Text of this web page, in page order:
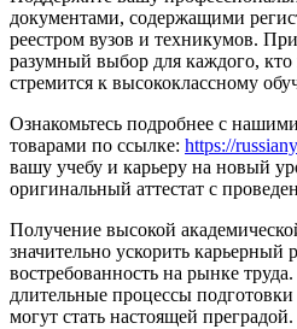
документами, содержащими
реестром вузов и техникумов.
разумный выбор для каждого, кто
стремится к высококлассному
Ознакомьтесь подробнее с
товарами по ссылке: https://
вашу учебу и карьеру на новый
оригинальный аттестат с
Получение высокой
значительно ускорить карьерный
востребованность на рынке
длительные процессы
могут стать настоящей